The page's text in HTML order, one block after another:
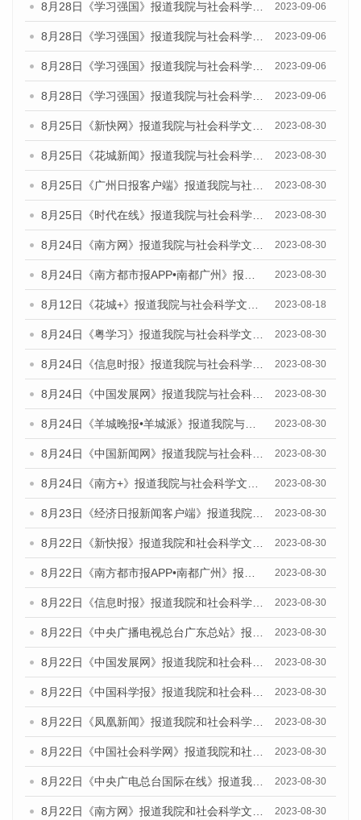
8月28日《学习强国》报道我院与社会科学文献出版社联合发布《广州蓝皮书：广州创新型城市发展报告（2023）》的媒体文章 2023-09-06
8月28日《学习强国》报道我院与社会科学文献出版社联合发布《广州蓝皮书：广州创新型城市发展报告（2023）》的媒体文章 2023-09-06
8月28日《学习强国》报道我院与社会科学文献出版社联合发布《广州蓝皮书：广州创新型城市发展报告（2023）》的媒体文章 2023-09-06
8月28日《学习强国》报道我院与社会科学文献出版社联合发布《广州蓝皮书：广州创新型城市发展报告（2023）》的媒体文章 2023-09-06
8月25日《新快网》报道我院与社会科学文献出版社联合发布《广州蓝皮书：广州文化产业发展报告（2023）》的媒体文章 2023-08-30
8月25日《花城新闻》报道我院与社会科学文献出版社联合发布《广州蓝皮书：广州文化产业发展报告（2023）》的媒体文章 2023-08-30
8月25日《广州日报客户端》报道我院与社会科学文献出版社联合发布《广州蓝皮书：广州文化产业发展报告（2023）》的媒体文章 2023-08-30
8月25日《时代在线》报道我院与社会科学文献出版社联合发布《广州蓝皮书：广州文化产业发展报告（2023）》的媒体文章 2023-08-30
8月24日《南方网》报道我院与社会科学文献出版社联合发布《广州蓝皮书：广州文化产业发展报告（2023）》的媒体文章 2023-08-30
8月24日《南方都市报APP•南都广州》报道我院与社会科学文献出版社联合发布《广州蓝皮书：广州文化产业发展报告（2023）》的媒体文章 2023-08-30
8月12日《花城+》报道我院与社会科学文献出版社联合发布的《广州蓝皮书：广州社会发展报告（2023）》视频采访 2023-08-18
8月24日《粤学习》报道我院与社会科学文献出版社联合发布《广州蓝皮书：广州文化产业发展报告（2023）》的媒体文章 2023-08-30
8月24日《信息时报》报道我院与社会科学文献出版社联合发布《广州蓝皮书：广州文化产业发展报告（2023）》的媒体文章 2023-08-30
8月24日《中国发展网》报道我院与社会科学文献出版社联合发布《广州蓝皮书：广州文化产业发展报告（2023）》的媒体文章 2023-08-30
8月24日《羊城晚报•羊城派》报道我院与社会科学文献出版社联合发布《广州蓝皮书：广州文化产业发展报告（2023）》的媒体文章 2023-08-30
8月24日《中国新闻网》报道我院与社会科学文献出版社联合发布《广州蓝皮书：广州文化产业发展报告（2023）》的媒体文章 2023-08-30
8月24日《南方+》报道我院与社会科学文献出版社联合发布《广州蓝皮书：广州文化产业发展报告（2023）》的媒体文章 2023-08-30
8月23日《经济日报新闻客户端》报道我院和社会科学文献出版社联合发布《广州数字经济发展报告（2023）》蓝皮书的媒体报道 2023-08-30
8月22日《新快报》报道我院和社会科学文献出版社联合发布《广州数字经济发展报告（2023）》蓝皮书的媒体报道 2023-08-30
8月22日《南方都市报APP•南都广州》报道我院和社会科学文献出版社联合发布《广州数字经济发展报告（2023）》蓝皮书的媒体报道 2023-08-30
8月22日《信息时报》报道我院和社会科学文献出版社联合发布《广州数字经济发展报告（2023）》蓝皮书的媒体报道 2023-08-30
8月22日《中央广播电视总台广东总站》报道我院和社会科学文献出版社联合发布《广州数字经济发展报告（2023）》蓝皮书的媒体报道 2023-08-30
8月22日《中国发展网》报道我院和社会科学文献出版社联合发布《广州数字经济发展报告（2023）》蓝皮书的媒体报道 2023-08-30
8月22日《中国科学报》报道我院和社会科学文献出版社联合发布《广州数字经济发展报告（2023）》蓝皮书的媒体报道 2023-08-30
8月22日《凤凰新闻》报道我院和社会科学文献出版社联合发布《广州数字经济发展报告（2023）》蓝皮书的媒体报道 2023-08-30
8月22日《中国社会科学网》报道我院和社会科学文献出版社联合发布《广州数字经济发展报告（2023）》蓝皮书的媒体报道 2023-08-30
8月22日《中央广电总台国际在线》报道我院和社会科学文献出版社联合发布《广州数字经济发展报告（2023）》蓝皮书的媒体报道 2023-08-30
8月22日《南方网》报道我院和社会科学文献出版社联合发布《广州数字经济发展报告（2023）》蓝皮书的媒体报道 2023-08-30